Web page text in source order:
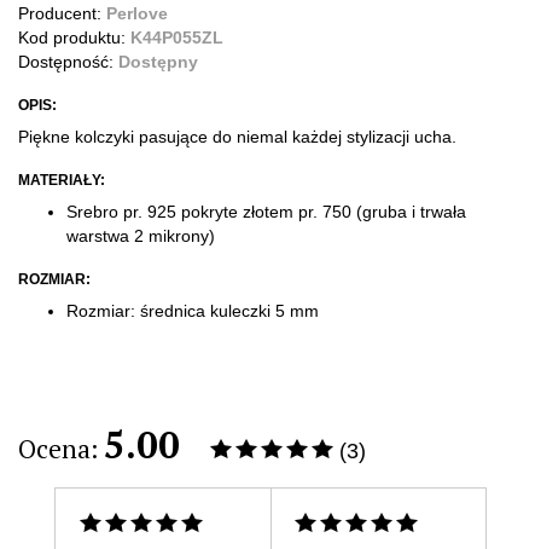
Producent: Perlove
Kod produktu: K44P055ZL
Dostępność: Dostępny
OPIS:
Piękne kolczyki pasujące do niemal każdej stylizacji ucha.
MATERIAŁY:
Srebro pr. 925 pokryte złotem pr. 750 (gruba i trwała
warstwa 2 mikrony)
ROZMIAR:
Rozmiar: średnica kuleczki 5 mm
Ocena: 5.00 (3)